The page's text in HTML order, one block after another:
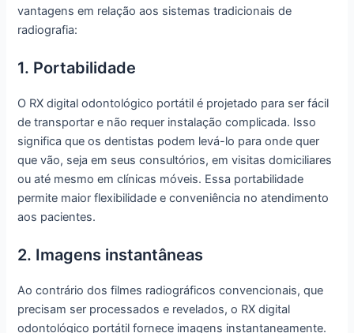
vantagens em relação aos sistemas tradicionais de
radiografia:
1. Portabilidade
O RX digital odontológico portátil é projetado para ser fácil
de transportar e não requer instalação complicada. Isso
significa que os dentistas podem levá-lo para onde quer
que vão, seja em seus consultórios, em visitas domiciliares
ou até mesmo em clínicas móveis. Essa portabilidade
permite maior flexibilidade e conveniência no atendimento
aos pacientes.
2. Imagens instantâneas
Ao contrário dos filmes radiográficos convencionais, que
precisam ser processados e revelados, o RX digital
odontológico portátil fornece imagens instantaneamente.